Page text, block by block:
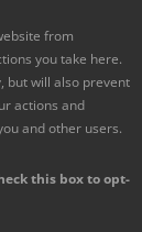
from
you take here.
but will also prevent
actions and
and other users.
this box to opt-